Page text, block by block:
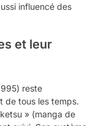
influencé des
et leur
reste
de tous les temps.
» (manga de